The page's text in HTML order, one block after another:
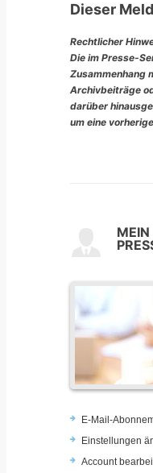
Dieser
Rechtlicher
Die im Presse-
Zusammenhang
Archivbeiträge
darüber
um eine
MEIN
E-Mail-
Einstellungen
Account